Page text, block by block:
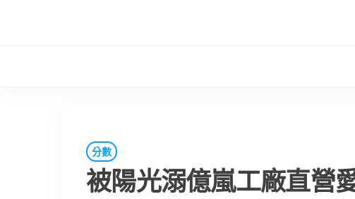
分數
被陽光溺億嵐工廠直營